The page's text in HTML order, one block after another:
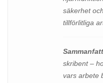
säkerhet
tillförlitliga
skribent –
vars arbete